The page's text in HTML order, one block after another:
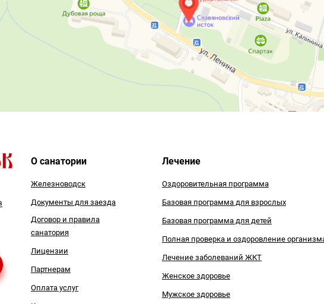
О санатории
Железноводск
Документы для заезда
Договор и правила
санатория
Лицензии
Партнерам
Оплата услуг
Лечение
Оздоровительная программа
Базовая программа для взрослых
Базовая программа для детей
Полная проверка и оздоровление
Лечение заболеваний ЖКТ
Женское здоровье
Мужское здоровье